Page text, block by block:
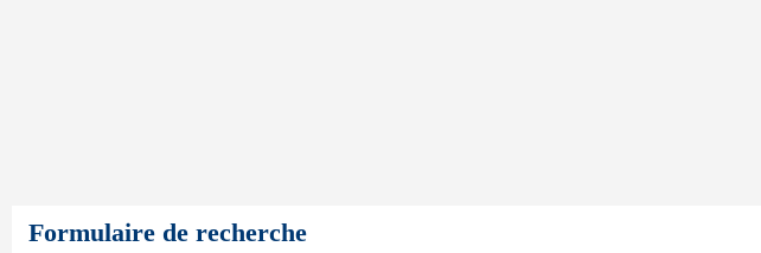
Formulaire de recherche